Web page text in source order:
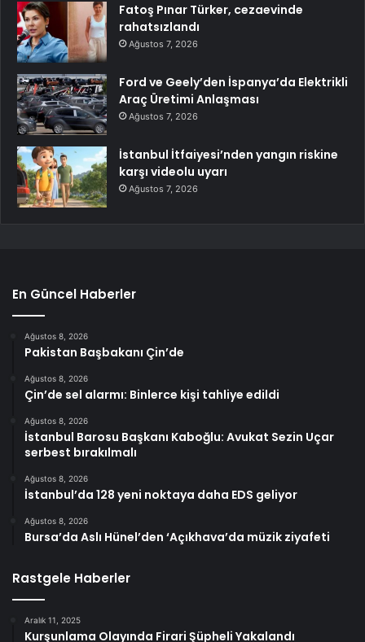
Fatoş Pınar Türker, cezaevinde
rahatsızlandı
Ağustos 7, 2026
Ford ve Geely’den İspanya’da Elektrikli
Araç Üretimi Anlaşması
Ağustos 7, 2026
İstanbul İtfaiyesi’nden yangın riskine
karşı videolu uyarı
Ağustos 7, 2026
En Güncel Haberler
Ağustos 8, 2026
Pakistan Başbakanı Çin’de
Ağustos 8, 2026
Çin’de sel alarmı: Binlerce kişi tahliye edildi
Ağustos 8, 2026
İstanbul Barosu Başkanı Kaboğlu: Avukat Sezin Uçar
serbest bırakılmalı
Ağustos 8, 2026
İstanbul’da 128 yeni noktaya daha EDS geliyor
Ağustos 8, 2026
Bursa’da Aslı Hünel’den ‘Açıkhava’da müzik ziyafeti
Rastgele Haberler
Aralık 11, 2025
Kurşunlama Olayında Firari Şüpheli Yakalandı